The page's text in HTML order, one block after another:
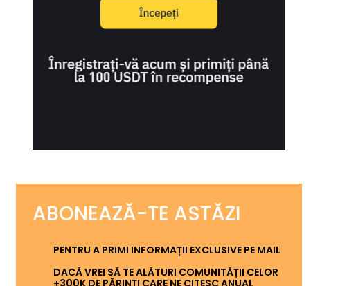
ABONEAZĂ-TE ASTĂZI
PENTRU A PRIMI INFORMAȚII EXCLUSIVE PE MAIL
DACĂ VREI SĂ TE ALĂTURI COMUNITĂȚII CELOR
+300K DE PĂRINȚI CARE NE CITESC ANUAL